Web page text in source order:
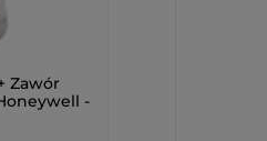
Zawór
-